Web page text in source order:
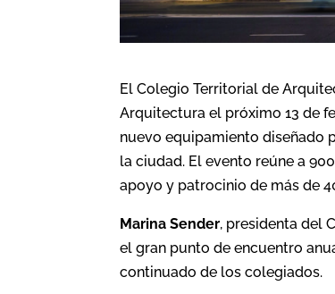
El Colegio Territorial de
Arquitectura el próximo 13 de
nuevo equipamiento diseñado
la ciudad. El evento reúne a
apoyo y patrocinio de más de
Marina Sender, presidenta del
el gran punto de encuentro
continuado de los colegiados.